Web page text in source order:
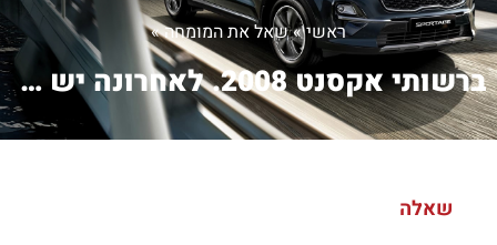
ראשי»שאל את המומחה»
ברשותי אקסנט 2008. לאחרונה יש לי בעיה...
שאלה